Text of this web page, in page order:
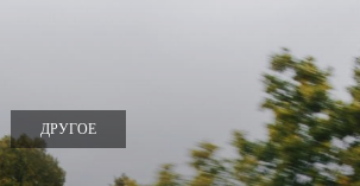
ДРУГОЕ